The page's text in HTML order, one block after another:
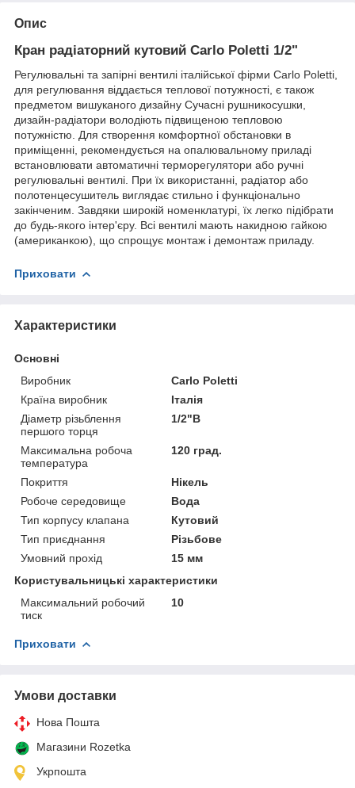
Опис
Кран радіаторний кутовий Carlo Poletti 1/2"
Регулювальні та запірні вентилі італійської фірми Carlo Poletti,
для регулювання віддається теплової потужності, є також
предметом вишуканого дизайну Сучасні рушникосушки,
дизайн-радіатори володіють підвищеною тепловою
потужністю. Для створення комфортної обстановки в
приміщенні, рекомендується на опалювальному приладі
встановлювати автоматичні терморегулятори або ручні
регулювальні вентилі. При їх використанні, радіатор або
полотенцесушитель виглядає стильно і функціонально
закінченим. Завдяки широкій номенклатурі, їх легко підібрати
до будь-якого інтер'єру. Всі вентилі мають накидною гайкою
(американкою), що спрощує монтаж і демонтаж приладу.
Приховати
Характеристики
Основні
Виробник
Carlo Poletti
Країна виробник
Італія
Діаметр різьблення
першого торця
1/2"В
Максимальна робоча
температура
120 град.
Покриття
Нікель
Робоче середовище
Вода
Тип корпусу клапана
Кутовий
Тип приєднання
Різьбове
Умовний прохід
15 мм
Користувальницькі характеристики
Максимальний робочий
тиск
10
Приховати
Умови доставки
Нова Пошта
Магазини Rozetka
Укрпошта